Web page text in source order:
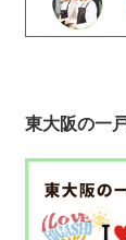
東大阪の一